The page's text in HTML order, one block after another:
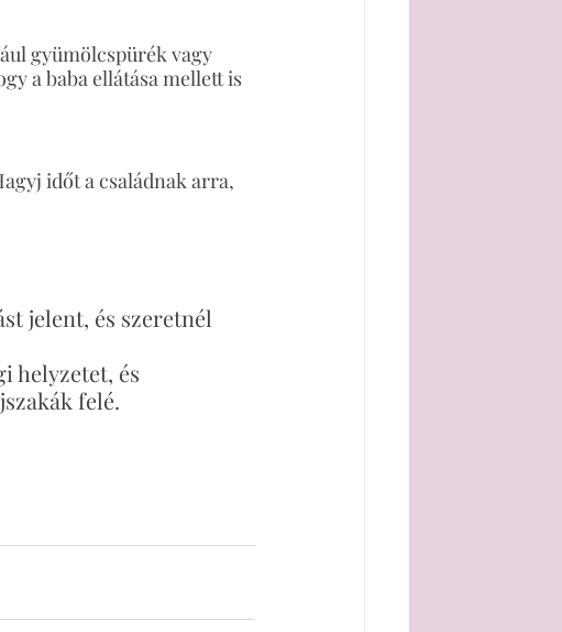
gyümölcspürék vagy
a baba ellátása mellett is
időt a családnak arra,
jelent, és szeretnél
helyzetet, és
felé.